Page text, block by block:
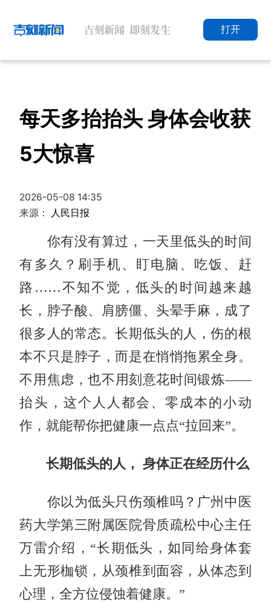
打开
每天多抬抬头 身体会收获
5大惊喜
2026-05-08 14:35
来源：
人民日报
你有没有算过，一天里低头的时间
有多久？刷手机、盯电脑、吃饭、赶
路……不知不觉，低头的时间越来越
长，脖子酸、肩膀僵、头晕手麻，成了
很多人的常态。长期低头的人，伤的根
本不只是脖子，而是在悄悄拖累全身。
不用焦虑，也不用刻意花时间锻炼——
抬头，这个人人都会、零成本的小动
作，就能帮你把健康一点点“拉回来”。
长期低头的人， 身体正在经历什么
你以为低头只伤颈椎吗？广州中医
药大学第三附属医院骨质疏松中心主任
万雷介绍，“长期低头，如同给身体套
上无形枷锁，从颈椎到面容，从体态到
心理，全方位侵蚀着健康。”